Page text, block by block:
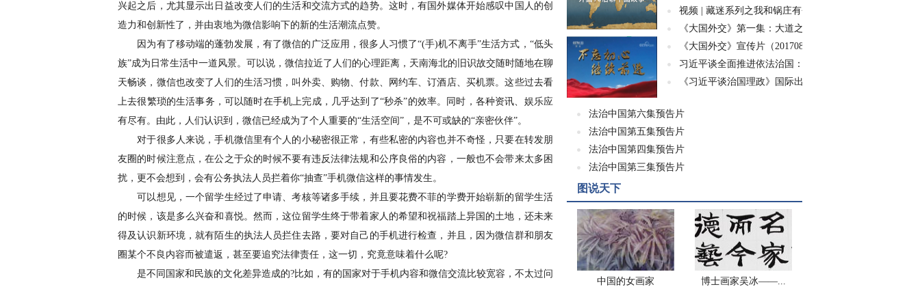
视频 | 藏迷系列之我和锅庄有个约会
《大国外交》第一集：大道之行
《大国外交》宣传片（20170826）
习近平谈全面推进依法治国：为子孙万代计、...
《习近平谈治国理政》国际出版成果展示会在...
法治中国第六集预告片
法治中国第五集预告片
法治中国第四集预告片
法治中国第三集预告片
图说天下
中国的女画家 博士画家吴冰——...
兴起之后，尤其显示出日益改变人们的生活和交流方式的趋势。这时，有国外媒体开始感叹中国人的创
造力和创新性了，并由衷地为微信影响下的新的生活潮流点赞。
因为有了移动端的蓬勃发展，有了微信的广泛应用，很多人习惯了“(手)机不离手”生活方式，“低头
族”成为日常生活中一道风景。可以说，微信拉近了人们的心理距离，天南海北的旧识故交随时随地在聊
天畅谈，微信也改变了人们的生活习惯，叫外卖、购物、付款、网约车、订酒店、买机票。这些过去看
上去很繁琐的生活事务，可以随时在手机上完成，几乎达到了“秒杀”的效率。同时，各种资讯、娱乐应
有尽有。由此，人们认识到，微信已经成为了个人重要的“生活空间”，是不可或缺的“亲密伙伴”。
对于很多人来说，手机微信里有个人的小秘密很正常，有些私密的内容也并不奇怪，只要在转发朋
友圈的时候注意点，在公之于众的时候不要有违反法律法规和公序良俗的内容，一般也不会带来太多困
扰，更不会想到，会有公务执法人员拦着你“抽查”手机微信这样的事情发生。
可以想见，一个留学生经过了申请、考核等诸多手续，并且要花费不菲的学费开始崭新的留学生活
的时候，该是多么兴奋和喜悦。然而，这位留学生终于带着家人的希望和祝福踏上异国的土地，还未来
得及认识新环境，就有陌生的执法人员拦住去路，要对自己的手机进行检查，并且，因为微信群和朋友
圈某个不良内容而被遣返，甚至要追究法律责任，这一切，究竟意味着什么呢?
是不同国家和民族的文化差异造成的?比如，有的国家对于手机内容和微信交流比较宽容，不太过问